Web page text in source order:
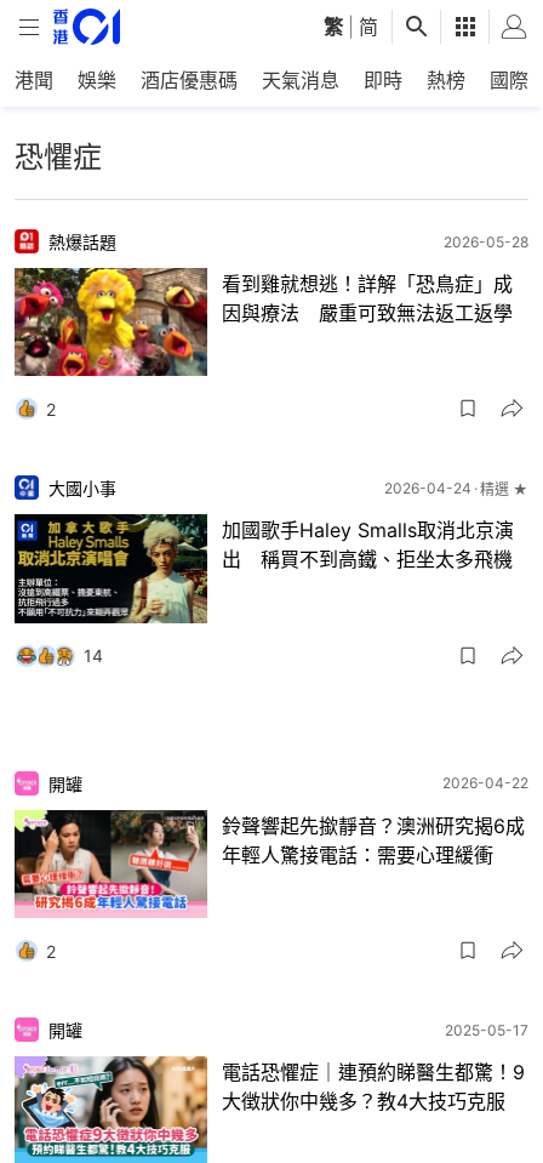
繁 简
港聞 娛樂 酒店優惠碼 天氣消息 即時 熱榜 國際
恐懼症
熱爆話題 2026-05-28
看到雞就想逃！詳解「恐鳥症」成
因與療法 嚴重可致無法返工返學
2
大國小事 2026-04-24 精選 ★
加國歌手Haley Smalls取消北京演
出 稱買不到高鐵、拒坐太多飛機
14
開罐 2026-04-22
鈴聲響起先撳靜音？澳洲研究揭6成
年輕人驚接電話：需要心理緩衝
2
開罐 2025-05-17
電話恐懼症｜連預約睇醫生都驚！9
大徴狀你中幾多？教4大技巧克服